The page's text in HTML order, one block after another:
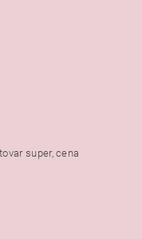
super, cena